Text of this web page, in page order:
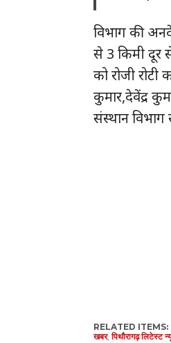
विभाग की
से 3 किमी दूर
को रोजी रोटी
कुमार,देवेंद्र
संस्थान
RELATED ITEMS:
खबर,पिथौरागढ़ लिटेस्ट